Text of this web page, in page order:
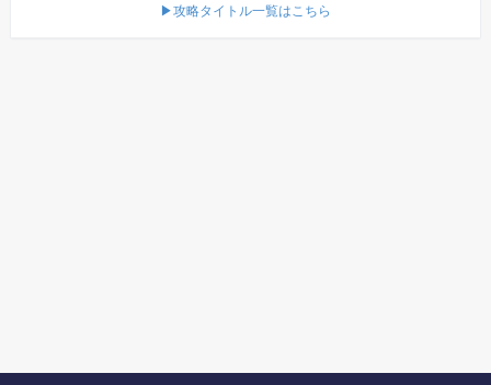
▶攻略タイトル一覧はこちら